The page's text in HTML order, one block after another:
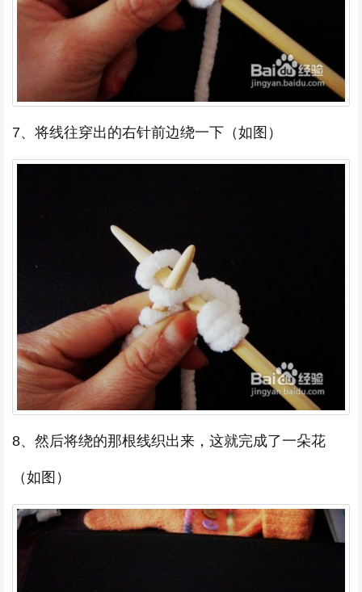
7、将线往穿出的右针前边绕一下（如图）
8、然后将绕的那根线织出来，这就完成了一朵花
（如图）